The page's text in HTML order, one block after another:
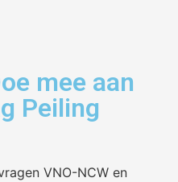
mee aan
Peiling
VNO-NCW en